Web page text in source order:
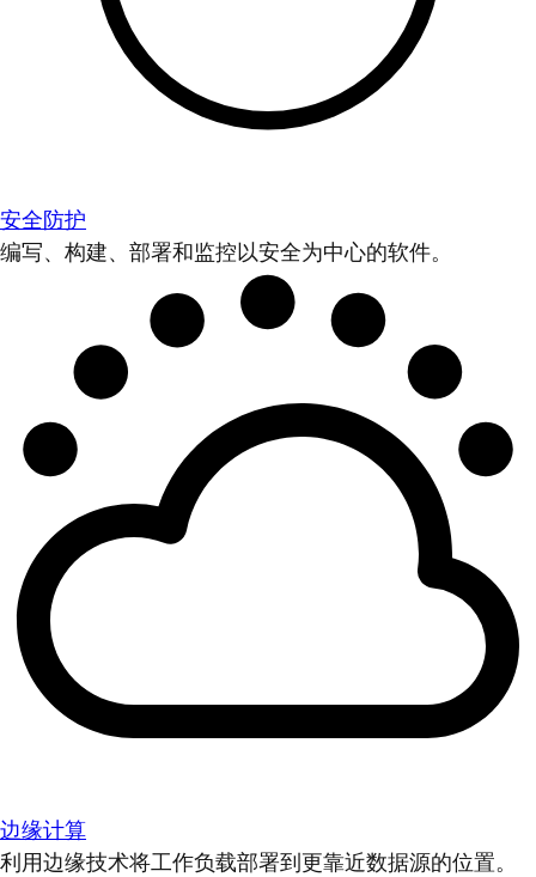
安全防护
编写、构建、部署和监控以安全为中心的软件。
边缘计算
利用边缘技术将工作负载部署到更靠近数据源的位置。